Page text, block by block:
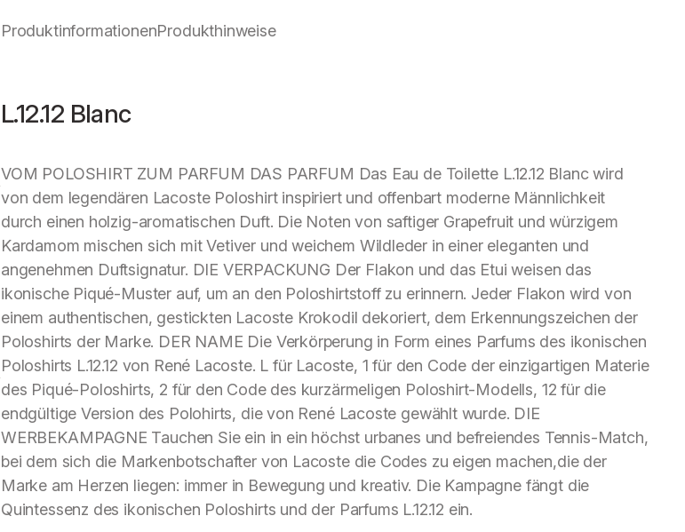
ProduktinformationenProdukthinweise
L.12.12 Blanc
VOM POLOSHIRT ZUM PARFUM DAS PARFUM Das Eau de Toilette L.12.12 Blanc wird
von dem legendären Lacoste Poloshirt inspiriert und offenbart moderne Männlichkeit
durch einen holzig-aromatischen Duft. Die Noten von saftiger Grapefruit und würzigem
Kardamom mischen sich mit Vetiver und weichem Wildleder in einer eleganten und
angenehmen Duftsignatur. DIE VERPACKUNG Der Flakon und das Etui weisen das
ikonische Piqué-Muster auf, um an den Poloshirtstoff zu erinnern. Jeder Flakon wird von
einem authentischen, gestickten Lacoste Krokodil dekoriert, dem Erkennungszeichen der
Poloshirts der Marke. DER NAME Die Verkörperung in Form eines Parfums des ikonischen
Poloshirts L.12.12 von René Lacoste. L für Lacoste, 1 für den Code der einzigartigen Materie
des Piqué-Poloshirts, 2 für den Code des kurzärmeligen Poloshirt-Modells, 12 für die
endgültige Version des Polohirts, die von René Lacoste gewählt wurde. DIE
WERBEKAMPAGNE Tauchen Sie ein in ein höchst urbanes und befreiendes Tennis-Match,
bei dem sich die Markenbotschafter von Lacoste die Codes zu eigen machen,die der
Marke am Herzen liegen: immer in Bewegung und kreativ. Die Kampagne fängt die
Quintessenz des ikonischen Poloshirts und der Parfums L.12.12 ein.